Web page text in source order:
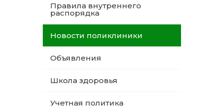
Правила внутреннего
распорядка
Новости поликлиники
Объявления
Школа здоровья
Учетная политика